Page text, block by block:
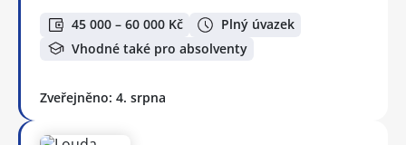
45 000 – 60 000 Kč
Plný úvazek
Vhodné také pro absolventy
Zveřejněno: 4. srpna